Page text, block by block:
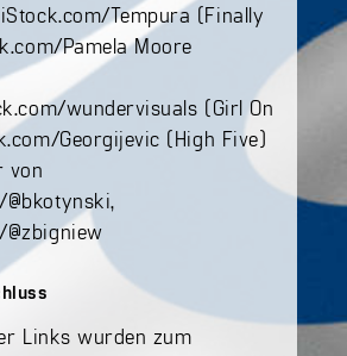
Tempura (Finally
Pamela Moore
wundervisuals (Girl On
Georgijevic (High Five)
von
Links wurden zum